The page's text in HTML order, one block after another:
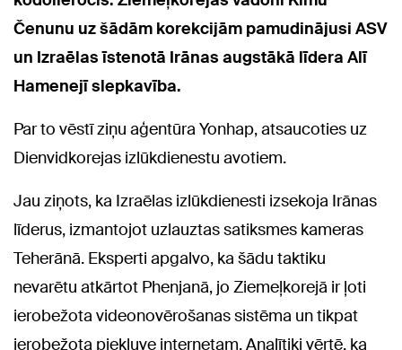
Čenunu uz šādām korekcijām pamudinājusi ASV
un Izraēlas īstenotā Irānas augstākā līdera Alī
Hamenejī slepkavība.
Par to vēstī ziņu aģentūra Yonhap, atsaucoties uz
Dienvidkorejas izlūkdienestu avotiem.
Jau ziņots, ka Izraēlas izlūkdienesti izsekoja Irānas
līderus, izmantojot uzlauztas satiksmes kameras
Teherānā. Eksperti apgalvo, ka šādu taktiku
nevarētu atkārtot Phenjanā, jo Ziemeļkorejā ir ļoti
ierobežota videonovērošanas sistēma un tikpat
ierobežota piekļuve internetam. Analītiķi vērtē, ka